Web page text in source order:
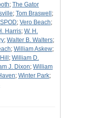
; The Gator
; Tom Braswell ;
; Vero Beach;
Harris; W. H.
; Walter B. Walters;
; William Askew;
; William D.
J. Dixon; William
; Winter Park;